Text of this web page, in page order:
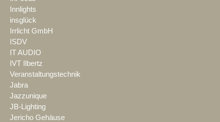
Innlights
insglück
Irrlicht GmbH
ISDV
IT AUDIO
IVT Ilbertz
Veranstaltungstechnik
Jabra
Jazzunique
JB-Lighting
Jericho Gehäuse